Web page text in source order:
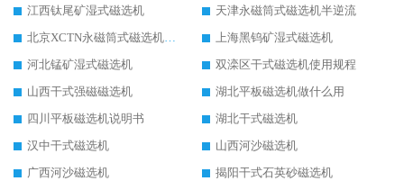
江西钛尾矿湿式磁选机
天津永磁筒式磁选机半逆流
北京XCTN永磁筒式磁选机磁块位置
上海黑钨矿湿式磁选机
河北锰矿湿式磁选机
双滦区干式磁选机使用规程
山西干式强磁磁选机
湖北平板磁选机做什么用
四川平板磁选机说明书
湖北干式磁选机
汉中干式磁选机
山西河沙磁选机
广西河沙磁选机
揭阳干式石英砂磁选机